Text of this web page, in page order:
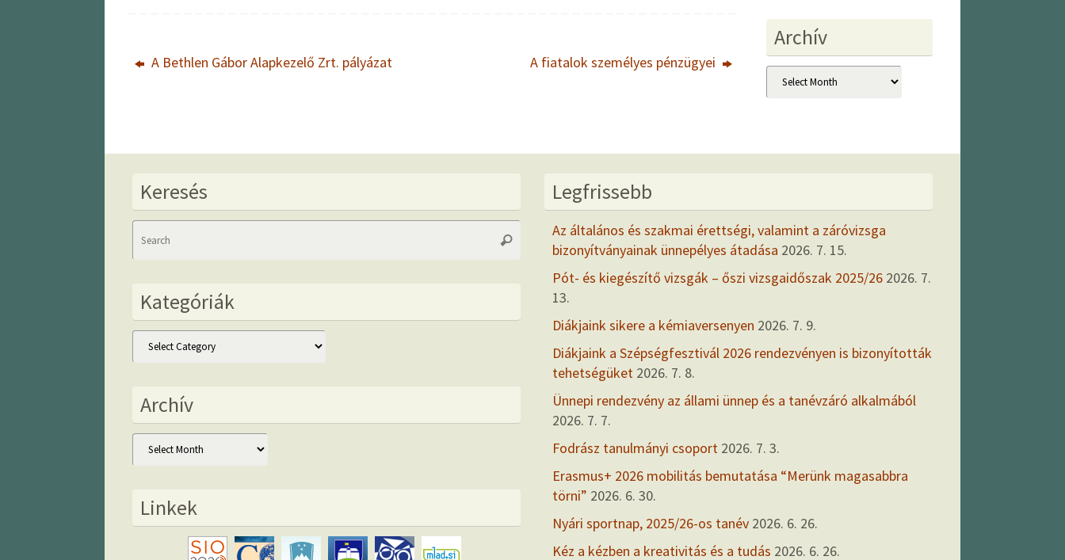
A Bethlen Gábor Alapkezelő Zrt. pályázat A fiatalok személyes pénzügyei
Archív
Archív
Keresés
Search
Search
Kategóriák
Kategóriák
Archív
Archív
Linkek
Legfrissebb
Az általános és szakmai érettségi, valamint a záróvizsga
bizonyítványainak ünnepélyes átadása 2026. 7. 15.
Pót- és kiegészítő vizsgák – őszi vizsgaidőszak 2025/26 2026. 7.
13.
Diákjaink sikere a kémiaversenyen 2026. 7. 9.
Diákjaink a Szépségfesztivál 2026 rendezvényen is bizonyították
tehetségüket 2026. 7. 8.
Ünnepi rendezvény az állami ünnep és a tanévzáró alkalmából
2026. 7. 7.
Fodrász tanulmányi csoport 2026. 7. 3.
Erasmus+ 2026 mobilitás bemutatása “Merünk magasabbra
törni” 2026. 6. 30.
Nyári sportnap, 2025/26-os tanév 2026. 6. 26.
Kéz a kézben a kreativitás és a tudás 2026. 6. 26.